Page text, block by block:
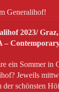
Generalihof!
2023/
ein Sommer in
Jeweils
schönsten